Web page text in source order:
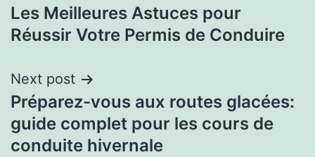
Les Meilleures Astuces pour
Réussir Votre Permis de Conduire
Next post
Préparez-vous aux routes glacées:
guide complet pour les cours de
conduite hivernale